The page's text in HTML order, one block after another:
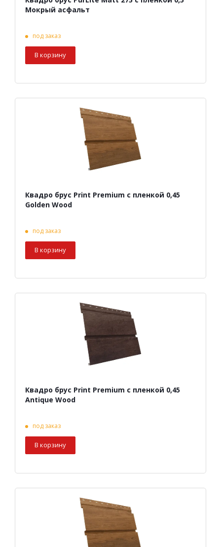
Мокрый асфальт
под заказ
В корзину
Квадро брус Print Premium с пленкой 0,45
Golden Wood
под заказ
В корзину
Квадро брус Print Premium с пленкой 0,45
Antique Wood
под заказ
В корзину